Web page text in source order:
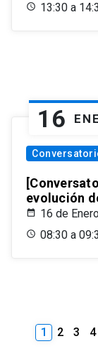
13:30 a
16 ENE
evolución
16 de
08:30 a
1 2 3 4